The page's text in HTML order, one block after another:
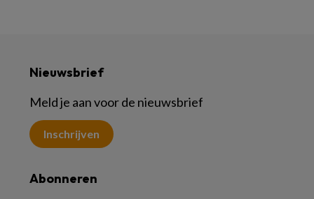
Nieuwsbrief
Meld je aan voor de nieuwsbrief
Inschrijven
Abonneren